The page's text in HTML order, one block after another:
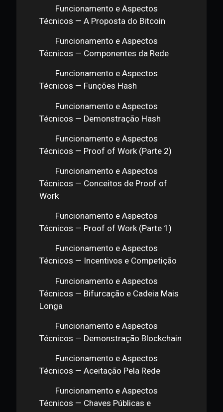
Técnicos — Sybil Attack
Técnicos — Possível Solução ao Sybil
Funcionamento e Aspectos
Funcionamento e Aspectos
Funcionamento e Aspectos
Funcionamento e Aspectos
Técnicos — Demonstração Hash
Funcionamento e Aspectos
Técnicos — Proof of Work (Parte 2)
Funcionamento e Aspectos
Técnicos — Conceitos de Proof of
Work
Funcionamento e Aspectos
Técnicos — Proof of Work (Parte 1)
Funcionamento e Aspectos
Funcionamento e Aspectos
Longa